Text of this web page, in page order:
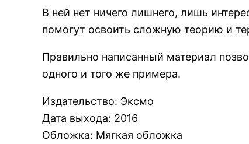
В ней нет ничего лишнего, лишь
помогут освоить сложную теорию и
Правильно написанный материал
одного и того же примера.
Издательство: Эксмо
Дата выхода: 2016
Обложка: Мягкая обложка